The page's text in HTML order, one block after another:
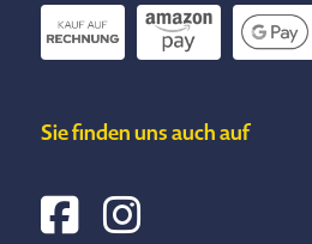
Sie finden uns auch auf